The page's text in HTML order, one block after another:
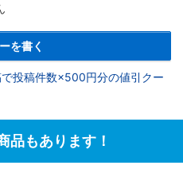
を書く
投稿件数×500円分の値引クー
品もあります！